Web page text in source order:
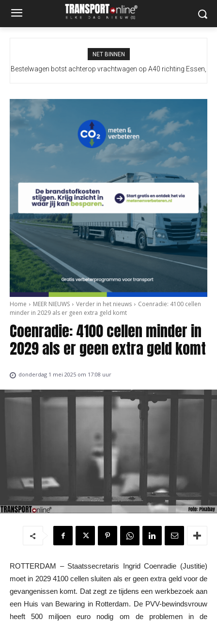
NET BINNEN
Bestelwagen botst achterop vrachtwagen op A40 richting Essen,
Home MEER NIEUWS Verder in het nieuws
Coenradie: 4100 cellen
minder in 2029 als er geen extra geld komt
Coenradie: 4100 cellen minder in
2029 als er geen extra geld komt
donderdag 1 mei 2025 om 17:08 uur
ROTTERDAM – Staatssecretaris Ingrid Coenradie (Justitie)
moet in 2029 4100 cellen sluiten als er geen extra geld voor de
gevangenissen komt. Dat zegt ze tijdens een werkbezoek aan
een Huis van Bewaring in Rotterdam. De PVV-bewindsvrouw
heeft 500 miljoen euro nodig om de problemen in de